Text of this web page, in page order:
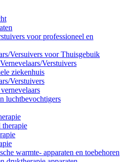
voor professioneel en
Versuivers voor Thuisgebuik
Verstuivers
ziekenhuis
Verstuivers
luchtbevochtigers
therapie
warmte- apparaten en toebehoren